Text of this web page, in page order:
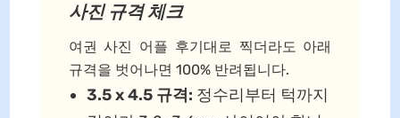
사진 규격 체크
여권 사진 어플 후기대로 찍더라도 아래
규격을 벗어나면 100% 반려됩니다.
3.5 x 4.5 규격: 정수리부터 턱까지